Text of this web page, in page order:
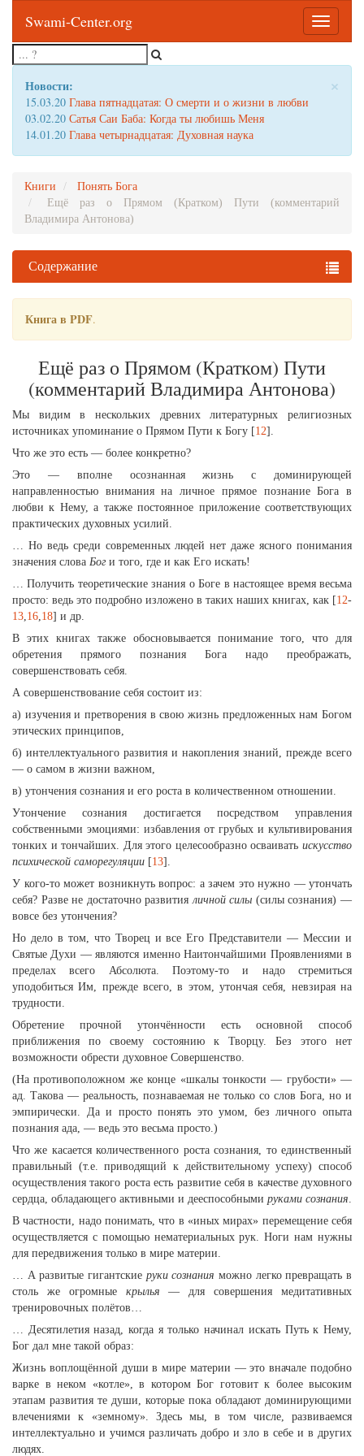
Toggle
Swami-Center.org
×
Новости:
15.03.20 Глава пятнадцатая: О смерти и о жизни в любви
03.02.20 Сатья Саи Баба: Когда ты любишь Меня
14.01.20 Глава четырнадцатая: Духовная наука
Книги
Понять Бога
Ещё раз о Прямом (Кратком) Пути (комментарий
Владимира Антонова)
Содержание
Книга в PDF.
Ещё раз о Прямом (Кратком) Пути
(комментарий Владимира Антонова)
Мы видим в нескольких древних литературных религиозных
источниках упоминание о Прямом Пути к Богу [12].
Что же это есть — более конкретно?
Это — вполне осознанная жизнь с доминирующей
направленностью внимания на личное прямое познание Бога в
любви к Нему, а также постоянное приложение соответствующих
практических духовных усилий.
… Но ведь среди современных людей нет даже ясного понимания
значения слова Бог и того, где и как Его искать!
… Получить теоретические знания о Боге в настоящее время весьма
просто: ведь это подробно изложено в таких наших книгах, как [12-
13,16,18] и др.
В этих книгах также обосновывается понимание того, что для
обретения прямого познания Бога надо преображать,
совершенствовать себя.
А совершенствование себя состоит из:
а) изучения и претворения в свою жизнь предложенных нам Богом
этических принципов,
б) интеллектуального развития и накопления знаний, прежде всего
— о самом в жизни важном,
в) утончения сознания и его роста в количественном отношении.
Утончение сознания достигается посредством управления
собственными эмоциями: избавления от грубых и культивирования
тонких и тончайших. Для этого целесообразно осваивать искусство
психической саморегуляции [13].
У кого-то может возникнуть вопрос: а зачем это нужно — утончать
себя? Разве не достаточно развитияличной силы (силы сознания) —
вовсе без утончения?
Но дело в том, что Творец и все Его Представители — Мессии и
Святые Духи — являются именно Наитончайшими Проявлениями в
пределах всего Абсолюта. Поэтому-то и надо стремиться
уподобиться Им, прежде всего, в этом, утончая себя, невзирая на
трудности.
Обретение прочной утончённости есть основной способ
приближения по своему состоянию к Творцу. Без этого нет
возможности обрести духовное Совершенство.
(На противоположном же конце «шкалы тонкости — грубости» —
ад. Такова — реальность, познаваемая не только со слов Бога, но и
эмпирически. Да и просто понять это умом, без личного опыта
познания ада, — ведь это весьма просто.)
Что же касается количественного роста сознания, то единственный
правильный (т.е. приводящий к действительному успеху) способ
осуществления такого роста есть развитие себя в качестве духовного
сердца, обладающего активными и дееспособными руками сознания.
В частности, надо понимать, что в «иных мирах» перемещение себя
осуществляется с помощью нематериальных рук. Ноги нам нужны
для передвижения только в мире материи.
… А развитые гигантские руки сознания можно легко превращать в
столь же огромные крылья — для совершения медитативных
тренировочных полётов…
… Десятилетия назад, когда я только начинал искать Путь к Нему,
Бог дал мне такой образ:
Жизнь воплощённой души в мире материи — это вначале подобно
варке в неком «котле», в котором Бог готовит к более высоким
этапам развития те души, которые пока обладают доминирующими
влечениями к «земному». Здесь мы, в том числе, развиваемся
интеллектуально и учимся различать добро и зло в себе и в других
людях.